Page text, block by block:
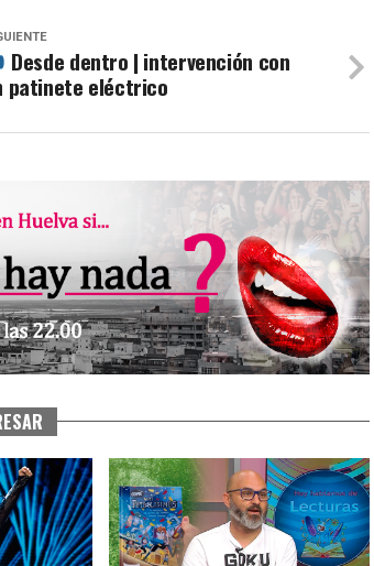
Desde dentro | intervención con
patinete eléctrico